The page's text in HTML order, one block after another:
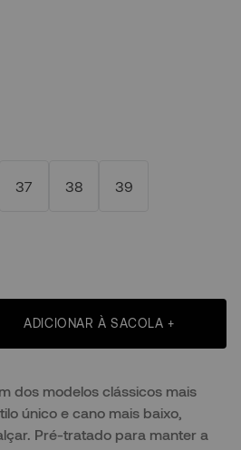
37 38 39
ADICIONAR À SACOLA +
dos modelos clássicos mais
único e cano mais baixo,
Pré-tratado para manter a